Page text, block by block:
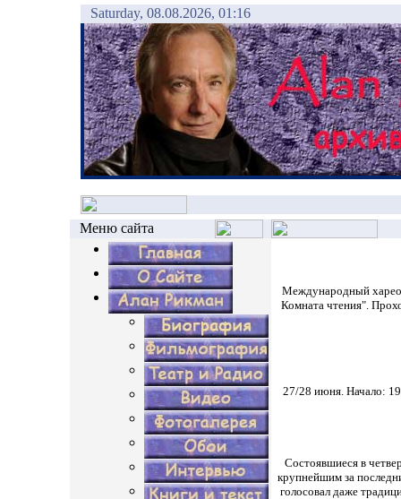
Saturday, 08.08.2026, 01:16
Меню сайта
Международный
Комната чтения".
27/28 июня. Начало:
Состоявшиеся в
крупнейшим за
голосовал даже